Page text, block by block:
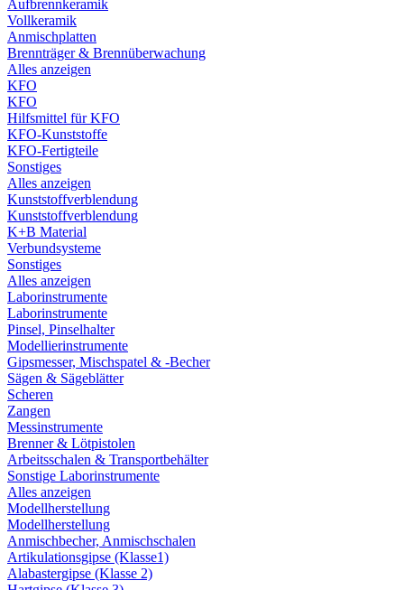
Aufbrennkeramik
Vollkeramik
Anmischplatten
Brennträger & Brennüberwachung
Alles anzeigen
KFO
KFO
Hilfsmittel für KFO
KFO-Kunststoffe
KFO-Fertigteile
Sonstiges
Alles anzeigen
Kunststoffverblendung
Kunststoffverblendung
K+B Material
Verbundsysteme
Sonstiges
Alles anzeigen
Laborinstrumente
Laborinstrumente
Pinsel, Pinselhalter
Modellierinstrumente
Gipsmesser, Mischspatel & -Becher
Sägen & Sägeblätter
Scheren
Zangen
Messinstrumente
Brenner & Lötpistolen
Arbeitsschalen & Transportbehälter
Sonstige Laborinstrumente
Alles anzeigen
Modellherstellung
Modellherstellung
Anmischbecher, Anmischschalen
Artikulationsgipse (Klasse1)
Alabastergipse (Klasse 2)